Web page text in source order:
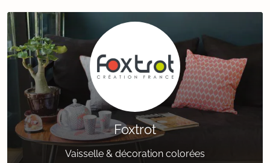
Foxtrot
Vaisselle & décoration colorées